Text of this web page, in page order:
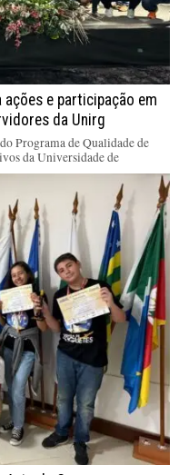
e participação em
da Unirg
Programa de Qualidade de
da Universidade de